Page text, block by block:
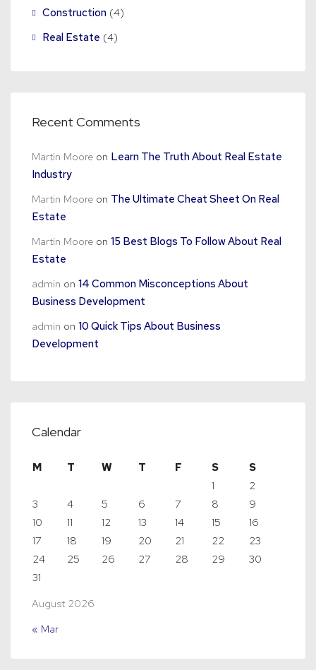
Construction (4)
Real Estate (4)
Recent Comments
Martin Moore on Learn The Truth About Real Estate
Industry
Martin Moore on The Ultimate Cheat Sheet On Real
Estate
Martin Moore on 15 Best Blogs To Follow About Real
Estate
admin on 14 Common Misconceptions About
Business Development
admin on 10 Quick Tips About Business
Development
Calendar
August 2026
M T W T F S
S
1
2
3
4 5 6 7 8
9
10
11 12 13 14 15
16
17
18 19 20 21 22
23
24
25 26 27 28 29
30
31
« Mar